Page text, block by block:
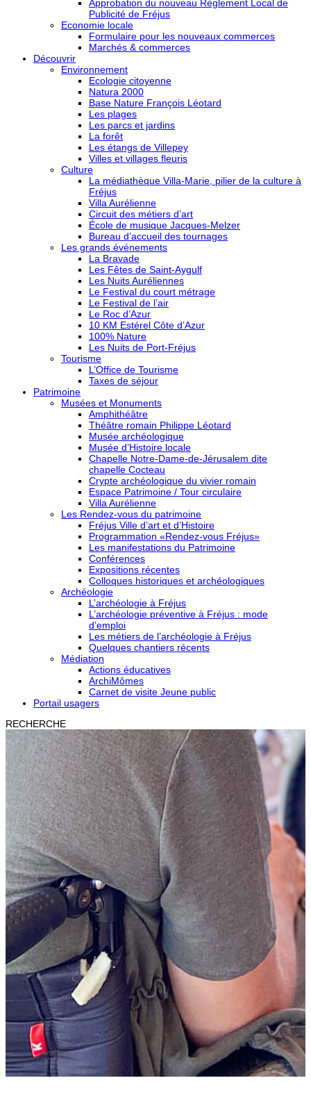
Approbation du nouveau Règlement Local de
Publicité de Fréjus
Economie locale
Formulaire pour les nouveaux commerces
Marchés & commerces
Découvrir
Environnement
Ecologie citoyenne
Natura 2000
Base Nature François Léotard
Les plages
Les parcs et jardins
La forêt
Les étangs de Villepey
Villes et villages fleuris
Culture
La médiathèque Villa-Marie, pilier de la culture à
Fréjus
Villa Aurélienne
Circuit des métiers d’art
École de musique Jacques-Melzer
Bureau d’accueil des tournages
Les grands événements
La Bravade
Les Fêtes de Saint-Aygulf
Les Nuits Auréliennes
Le Festival du court métrage
Le Festival de l’air
Le Roc d’Azur
10 KM Estérel Côte d’Azur
100% Nature
Les Nuits de Port-Fréjus
Tourisme
L’Office de Tourisme
Taxes de séjour
Patrimoine
Musées et Monuments
Amphithéâtre
Théâtre romain Philippe Léotard
Musée archéologique
Musée d’Histoire locale
Chapelle Notre-Dame-de-Jérusalem dite
chapelle Cocteau
Crypte archéologique du vivier romain
Espace Patrimoine / Tour circulaire
Villa Aurélienne
Les Rendez-vous du patrimoine
Fréjus Ville d’art et d’Histoire
Programmation «Rendez-vous Fréjus»
Les manifestations du Patrimoine
Conférences
Expositions récentes
Colloques historiques et archéologiques
Archéologie
L’archéologie à Fréjus
L’archéologie préventive à Fréjus : mode
d’emploi
Les métiers de l’archéologie à Fréjus
Quelques chantiers récents
Médiation
Actions éducatives
ArchiMômes
Carnet de visite Jeune public
Portail usagers
RECHERCHE